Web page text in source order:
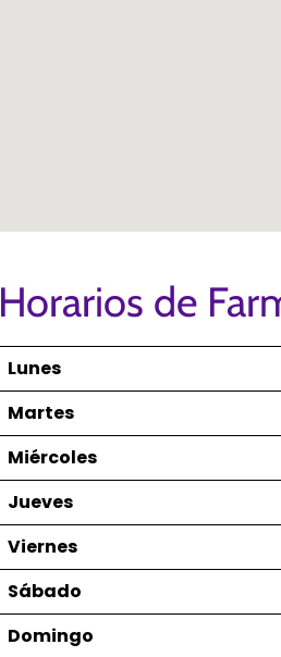
Horarios de
Lunes
Martes
Miércoles
Jueves
Viernes
Sábado
Domingo